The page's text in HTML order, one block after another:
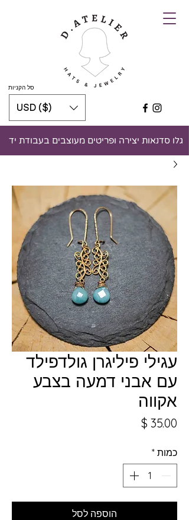
סל הקניות
גלו סדנאות יצירה ופריטים מעוצבים בעבודת יד
USD ($)
עגילי פיליגרן גולדפילד
עם אבני דמעה בצבע
אקווה
מחיר
כמות *
הוספה לסל